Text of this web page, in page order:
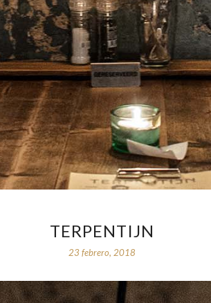
TERPENTIJN
23 febrero, 2018